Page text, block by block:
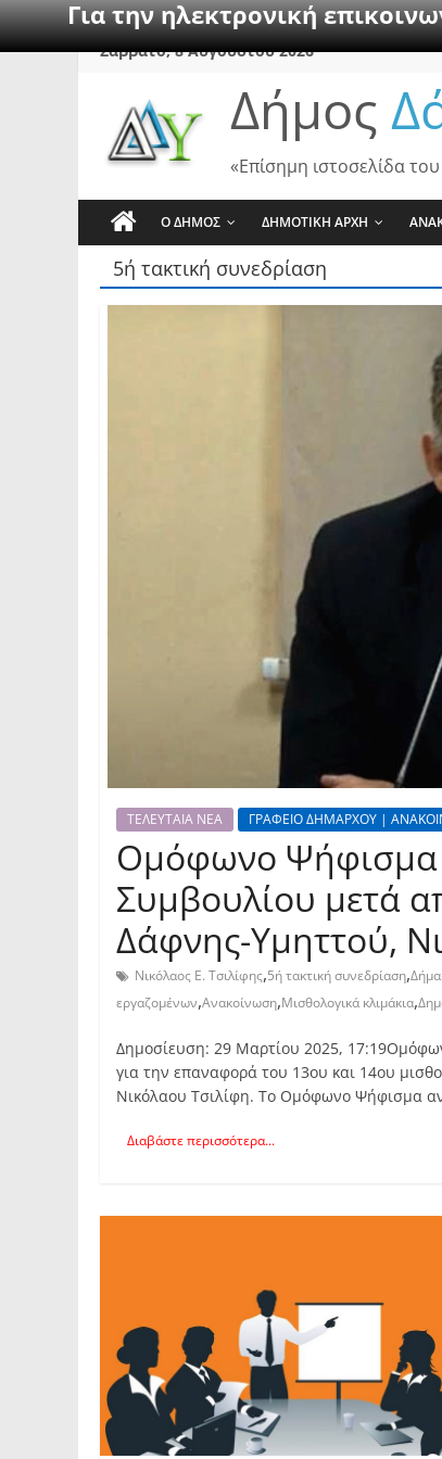
Για την ηλεκτρονική
SkipΣάββατο, 8 Αυγούστου 2026
Δήμος
«Επίσημη ιστοσελίδα
Ο ΔΗΜΟΣ ΔΗΜΟΤΙΚΗ ΑΡΧΗ
5ή τακτική συνεδρίαση
ΤΕΛΕΥΤΑΙΑ ΝΕΑ ΓΡΑΦΕΙΟ ΔΗΜΑΡΧΟΥ |
Ομόφωνο Ψήφισμα
Συμβουλίου μετά
Δάφνης-Υμηττού,
Νικόλαος Ε. Τσιλίφης,5ή τακτική συνεδρίαση,
εργαζομένων,Ανακοίνωση,Μισθολογικά κλιμάκια,
Δημοσίευση: 29 Μαρτίου 2025,
για την επαναφορά του 13ου και 14ου
Νικόλαου Τσιλίφη. Το Ομόφωνο Ψήφισμα
Διαβάστε περισσότερα...